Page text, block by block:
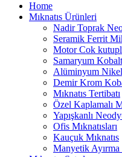
Home
Mıknatıs Ürünleri
Nadir Toprak
Seramik Ferrit
Motor Cok
Samaryum
Alüminyum
Demir Krom
Mıknatıs Tertibatı
Özel Kaplamalı
Yapışkanlı
Ofis Mıknatısları
Kauçuk Mıknatıs
Manyetik Ayırma